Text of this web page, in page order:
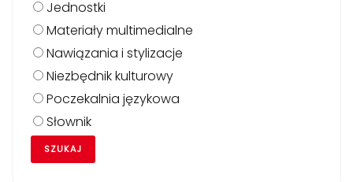
Jednostki
Materiały multimedialne
Nawiązania i stylizacje
Niezbędnik kulturowy
Poczekalnia językowa
Słownik